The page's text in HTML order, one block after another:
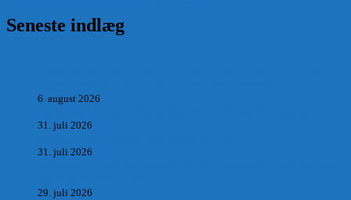
Seneste indlæg
6. august 2026
31. juli 2026
31. juli 2026
29. juli 2026